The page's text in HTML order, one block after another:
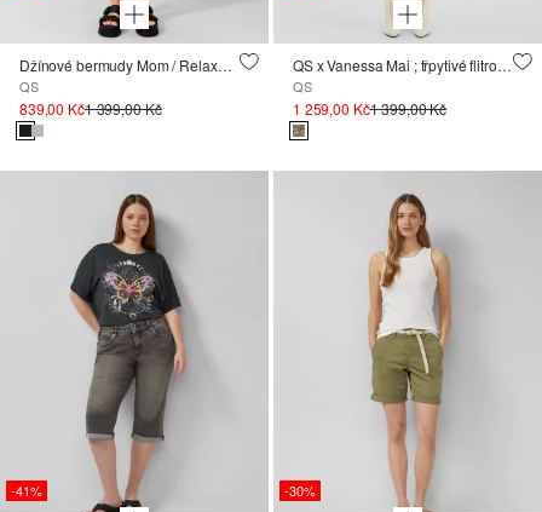
Džínové bermudy Mom / Relaxed Fit / High Rise
QS
839,00 Kč1 399,00 Kč
QS x Vanessa Mai ; třpytivé flitrované šortky
QS
1 259,00 Kč1 399,00 Kč
-41% -30%